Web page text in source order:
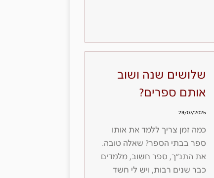
שלושים שנה ושוב
אותם ספרים?
29/07/2025
כמה זמן צריך ללמד את אותו
ספר בבתי הספר? שאלה טובה.
את התנ״ך, ספר חשוב, מלמדים
כבר שנים רבות, ויש לי חשד